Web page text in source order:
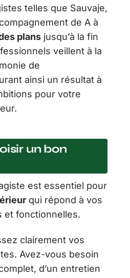
telles que Sauvaje,
de A à
plans jusqu’à la fin
veillent à la
de
ainsi un résultat à
pour votre
un bon
est essentiel pour
qui répond à vos
et fonctionnelles.
clairement vos
Avez-vous besoin
d’un entretien